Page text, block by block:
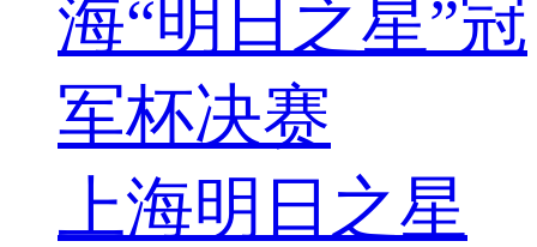
海“明日之星”冠
军杯决赛
上海明日之星